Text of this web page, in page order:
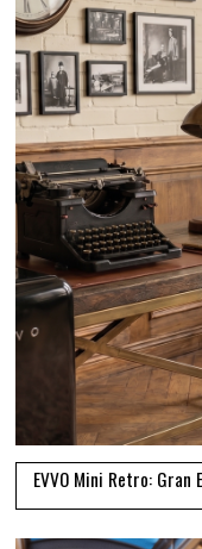
EVVO Mini Retro: